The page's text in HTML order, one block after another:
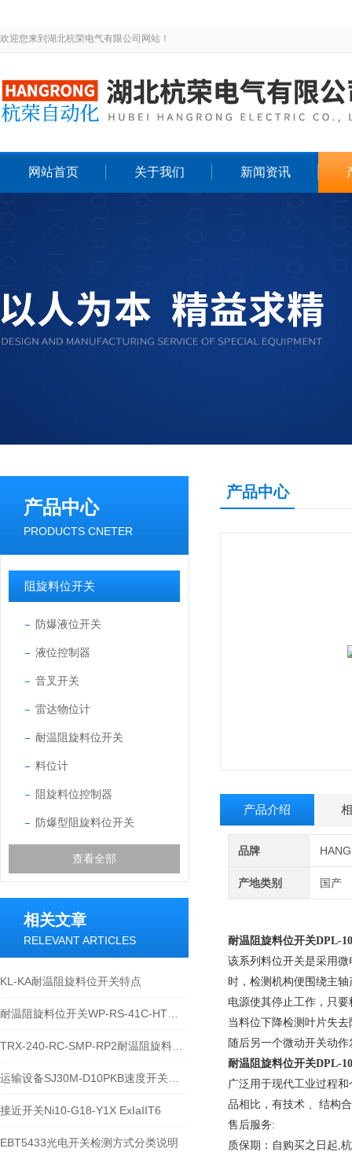
欢迎您来到湖北杭荣电气有限公司网站！
网站首页 关于我们 新闻资讯
产品中心
PRODUCTS CNETER
阻旋料位开关
防爆液位开关
液位控制器
音叉开关
雷达物位计
耐温阻旋料位开关
料位计
阻旋料位控制器
防爆型阻旋料位开关
查看全部
相关文章
RELEVANT ARTICLES
KL-KA耐温阻旋料位开关特点
接近开关Ni10-G18-Y1X ExIaIIT6
EBT5433光电开关检测方式分类说明
产品中心
产品介绍
品牌
产地类别 国产
耐温阻旋料位开关DPL-
该系列料位开关是采用
时，检测机构便围绕主
电源使其停止工作，只
当料位下降检测叶片失
随后另一个微动开关动
耐温阻旋料位开关DPL-
广泛用于现代工业过程
品相比，有技术 、结构
售后服务:
质保期：自购买之日起,